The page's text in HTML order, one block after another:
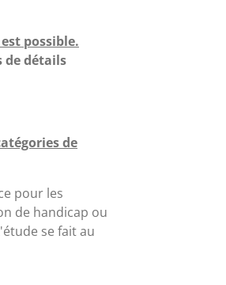
possible.
de détails
de
pour les
de handicap ou
se fait au